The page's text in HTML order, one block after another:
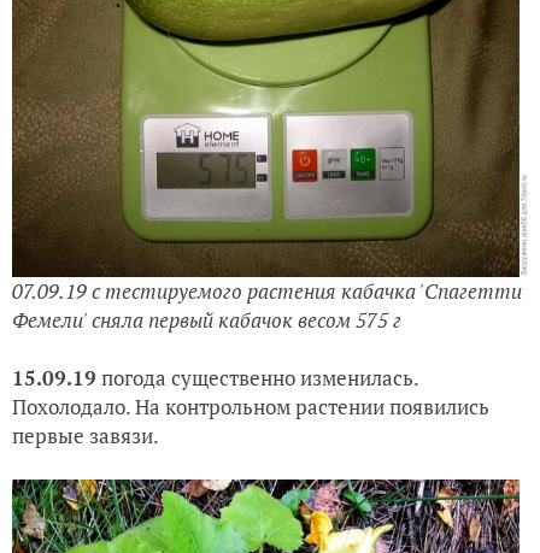
07.09.19 с тестируемого растения кабачка 'Спагетти
Фемели' сняла первый кабачок весом 575 г
15.09.19 погода существенно изменилась.
Похолодало. На контрольном растении появились
первые завязи.